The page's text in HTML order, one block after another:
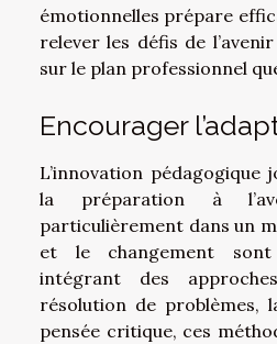
émotionnelles prépare
relever les défis de
sur le plan professionnel
Encourager
L’innovation pédagogique
la préparation à
particulièrement dans un
et le changement sont
intégrant des
résolution de problèmes,
pensée critique, ces